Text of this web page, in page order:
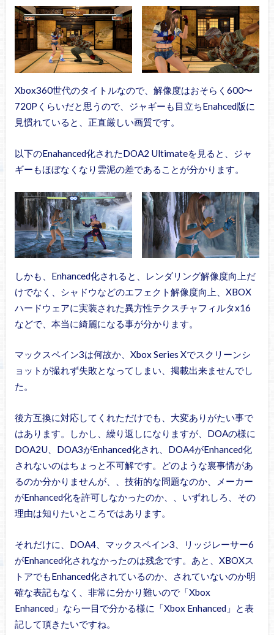
Xbox360世代のタイトルなので、解像度はおそらく600〜
720Pくらいだと思うので、ジャギーも目立ちEnahced版に
見慣れていると、正直厳しい画質です。
以下のEnahanced化されたDOA2 Ultimateを見ると、ジャ
ギーもほぼなくなり雲泥の差であることが分かります。
しかも、Enhanced化されると、レンダリング解像度向上だ
けでなく、シャドウなどのエフェクト解像度向上、XBOX
ハードウェアに実装された異方性テクスチャフィルタx16
などで、本当に綺麗になる事が分かります。
マックスペイン3は何故か、Xbox Series Xでスクリーンシ
ョットが撮れず失敗となってしまい、掲載出来ませんでし
た。
後方互換に対応してくれただけでも、大変ありがたい事で
はあります。しかし、繰り返しになりますが、DOAの様に
DOA2U、DOA3がEnhanced化され、DOA4がEnhanced化
されないのはちょっと不可解です。どのような裏事情があ
るのか分かりませんが、、技術的な問題なのか、メーカー
がEnhanced化を許可しなかったのか、、いずれしろ、その
理由は知りたいところではあります。
それだけに、DOA4、マックスペイン3、リッジレーサー6
がEnhanced化されなかったのは残念です。あと、XBOXス
トアでもEnhanced化されているのか、されていないのか明
確な表記もなく、非常に分かり難いので「Xbox
Enhanced」なら一目で分かる様に「Xbox Enhanced」と表
記して頂きたいですね。